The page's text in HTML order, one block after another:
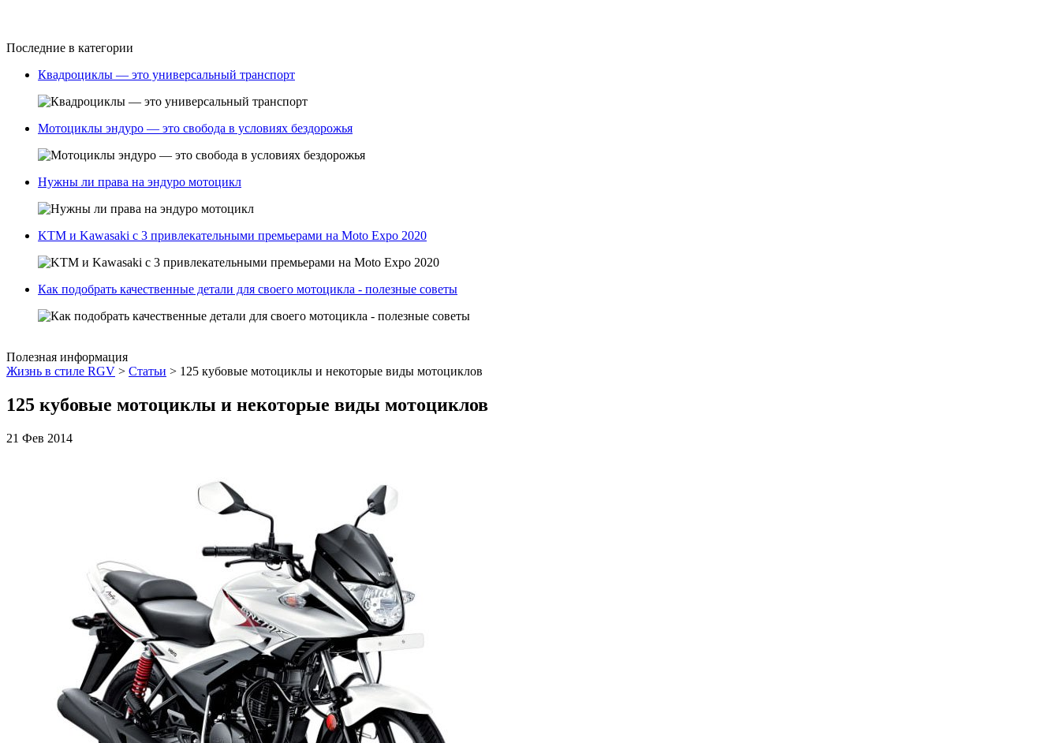
Последние в категории
Квадроциклы — это универсальный транспорт
Мотоциклы эндуро — это свобода в условиях бездорожья
Нужны ли права на эндуро мотоцикл
KTM и Kawasaki с 3 привлекательными премьерами на Moto Expo 2020
Как подобрать качественные детали для своего мотоцикла - полезные советы
Полезная информация
Жизнь в стиле RGV > Статьи > 125 кубовые мотоциклы и некоторые виды мотоциклов
125 кубовые мотоциклы и некоторые виды мотоциклов
21 Фев 2014